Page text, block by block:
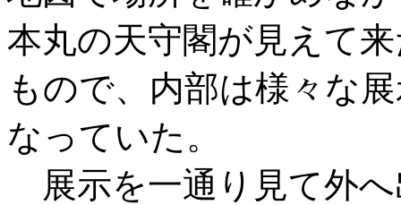
本丸の天守閣が見えて
もので、内部は様々な
なっていた。
展示を一通り見て外